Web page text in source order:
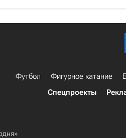
Футбол Фигурное катание
Спецпроекты